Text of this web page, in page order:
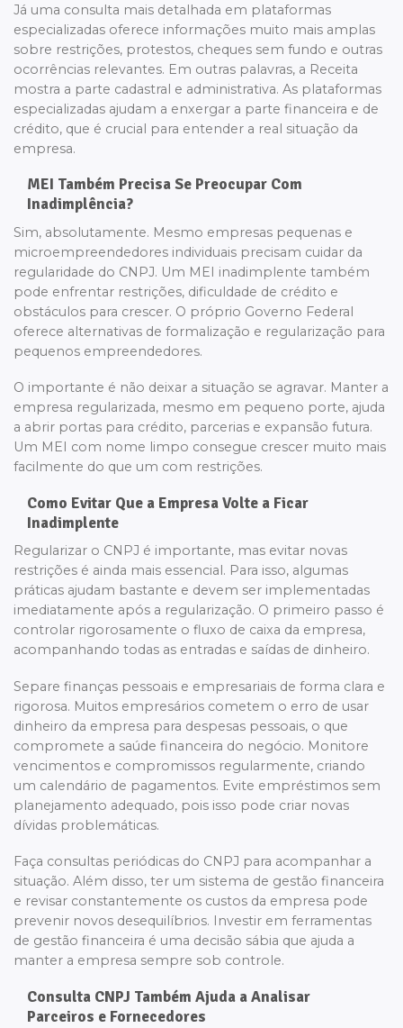
Já uma consulta mais detalhada em plataformas
especializadas oferece informações muito mais amplas
sobre restrições, protestos, cheques sem fundo e outras
ocorrências relevantes. Em outras palavras, a Receita
mostra a parte cadastral e administrativa. As plataformas
especializadas ajudam a enxergar a parte financeira e de
crédito, que é crucial para entender a real situação da
empresa.
MEI Também Precisa Se Preocupar Com
Inadimplência?
Sim, absolutamente. Mesmo empresas pequenas e
microempreendedores individuais precisam cuidar da
regularidade do CNPJ. Um MEI inadimplente também
pode enfrentar restrições, dificuldade de crédito e
obstáculos para crescer. O próprio Governo Federal
oferece alternativas de formalização e regularização para
pequenos empreendedores.
O importante é não deixar a situação se agravar. Manter a
empresa regularizada, mesmo em pequeno porte, ajuda
a abrir portas para crédito, parcerias e expansão futura.
Um MEI com nome limpo consegue crescer muito mais
facilmente do que um com restrições.
Como Evitar Que a Empresa Volte a Ficar
Inadimplente
Regularizar o CNPJ é importante, mas evitar novas
restrições é ainda mais essencial. Para isso, algumas
práticas ajudam bastante e devem ser implementadas
imediatamente após a regularização. O primeiro passo é
controlar rigorosamente o fluxo de caixa da empresa,
acompanhando todas as entradas e saídas de dinheiro.
Separe finanças pessoais e empresariais de forma clara e
rigorosa. Muitos empresários cometem o erro de usar
dinheiro da empresa para despesas pessoais, o que
compromete a saúde financeira do negócio. Monitore
vencimentos e compromissos regularmente, criando
um calendário de pagamentos. Evite empréstimos sem
planejamento adequado, pois isso pode criar novas
dívidas problemáticas.
Faça consultas periódicas do CNPJ para acompanhar a
situação. Além disso, ter um sistema de gestão financeira
e revisar constantemente os custos da empresa pode
prevenir novos desequilíbrios. Investir em ferramentas
de gestão financeira é uma decisão sábia que ajuda a
manter a empresa sempre sob controle.
Consulta CNPJ Também Ajuda a Analisar
Parceiros e Fornecedores